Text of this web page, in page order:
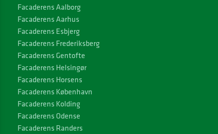
Facaderens Aalborg
Facaderens Aarhus
Facaderens Esbjerg
Facaderens Frederiksberg
Facaderens Gentofte
Facaderens Helsingør
Facaderens Horsens
Facaderens København
Facaderens Kolding
Facaderens Odense
Facaderens Randers